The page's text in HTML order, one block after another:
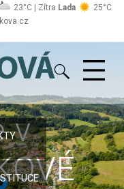
23°C | Zítra Lada 25°C
v